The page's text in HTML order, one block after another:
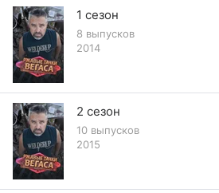
1 сезон
8 выпусков
2014
2 сезон
10 выпусков
2015